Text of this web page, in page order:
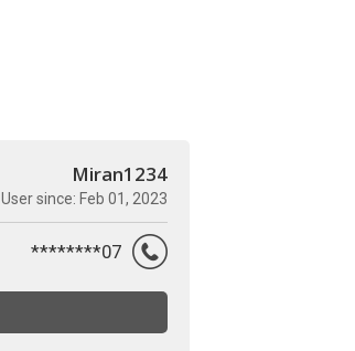
Miran1234
User since: Feb 01, 2023
07********